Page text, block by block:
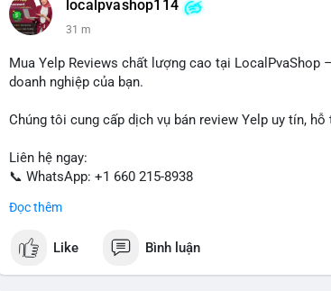
đây là hành động tích lũy chiến lược dài hạn. Dòng
trong 24-48 giờ tới vì có thể kéo theo biến động giá
Lời khuyên: Nhà đầu tư nhỏ lẻ nên quan sát phản ứng
Tránh vào lệnh ngay lập tức, chờ xác nhận dòng tiền
#quansatdongtien
localpvashop114
31 m
Mua Yelp Reviews chất lượng cao tại LocalPvaShop
doanh nghiệp của bạn.
Chúng tôi cung cấp dịch vụ bán review Yelp uy tín,
Liên hệ ngay:
📞 WhatsApp: +1 660 215-8938
Đọc thêm
Like Bình luận